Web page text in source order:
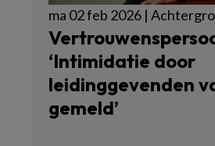
ma 02 feb 2026 |
‘Intimidatie door
leidinggevenden
gemeld’